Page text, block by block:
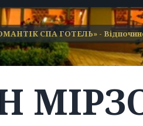
СПА ГОТЕЛЬ» -